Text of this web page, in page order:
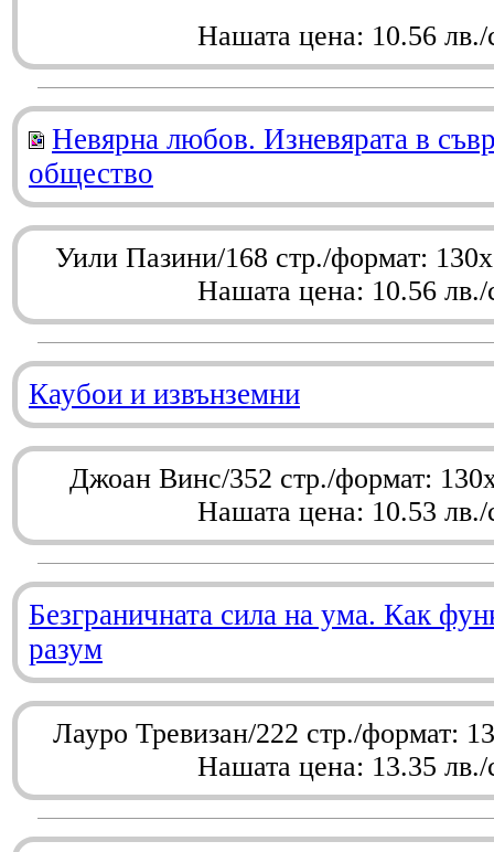
Нашата цена: 10.56 лв./
Невярна любов. Изневярата в
общество
Уили Пазини/168 стр./формат:
Нашата цена: 10.56 лв./
Каубои и извънземни
Джоан Винс/352 стр./формат:
Нашата цена: 10.53 лв./
Безграничната сила на ума. Как
разум
Лауро Тревизан/222 стр./формат:
Нашата цена: 13.35 лв./